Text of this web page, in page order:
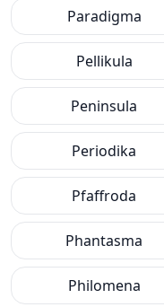
Paradigma
Pellikula
Peninsula
Periodika
Pfaffroda
Phantasma
Philomena